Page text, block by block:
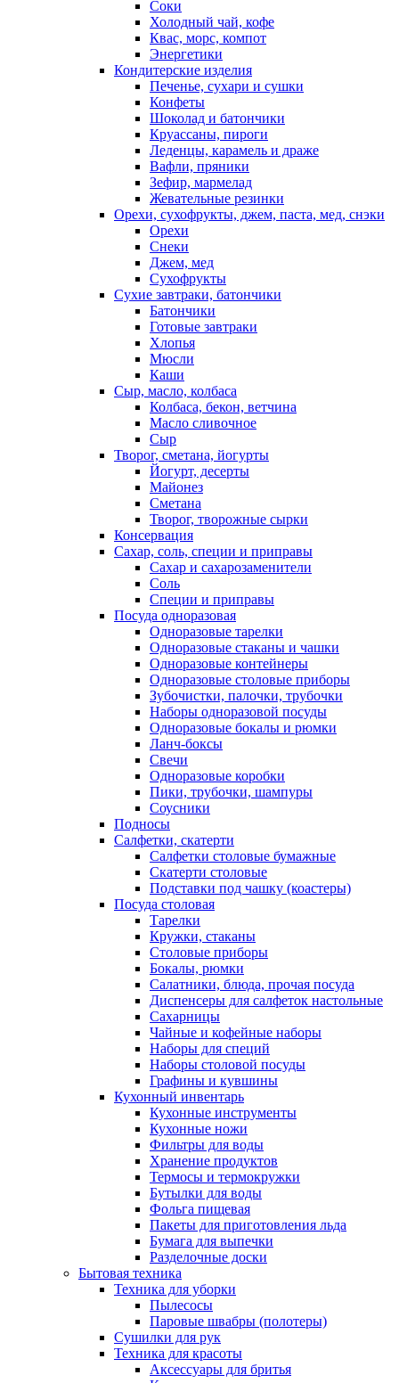
Соки
Холодный чай, кофе
Квас, морс, компот
Энергетики
Кондитерские изделия
Печенье, сухари и сушки
Конфеты
Шоколад и батончики
Круассаны, пироги
Леденцы, карамель и драже
Вафли, пряники
Зефир, мармелад
Жевательные резинки
Орехи, сухофрукты, джем, паста, мед, снэки
Орехи
Снеки
Джем, мед
Сухофрукты
Сухие завтраки, батончики
Батончики
Готовые завтраки
Хлопья
Мюсли
Каши
Сыр, масло, колбаса
Колбаса, бекон, ветчина
Масло сливочное
Сыр
Творог, сметана, йогурты
Йогурт, десерты
Майонез
Сметана
Творог, творожные сырки
Консервация
Сахар, соль, специи и приправы
Сахар и сахарозаменители
Соль
Специи и приправы
Посуда одноразовая
Одноразовые тарелки
Одноразовые стаканы и чашки
Одноразовые контейнеры
Одноразовые столовые приборы
Зубочистки, палочки, трубочки
Наборы одноразовой посуды
Одноразовые бокалы и рюмки
Ланч-боксы
Свечи
Одноразовые коробки
Пики, трубочки, шампуры
Соусники
Подносы
Салфетки, скатерти
Салфетки столовые бумажные
Скатерти столовые
Подставки под чашку (коастеры)
Посуда столовая
Тарелки
Кружки, стаканы
Столовые приборы
Бокалы, рюмки
Салатники, блюда, прочая посуда
Диспенсеры для салфеток настольные
Сахарницы
Чайные и кофейные наборы
Наборы для специй
Наборы столовой посуды
Графины и кувшины
Кухонный инвентарь
Кухонные инструменты
Кухонные ножи
Фильтры для воды
Хранение продуктов
Термосы и термокружки
Бутылки для воды
Фольга пищевая
Пакеты для приготовления льда
Бумага для выпечки
Разделочные доски
Бытовая техника
Техника для уборки
Пылесосы
Паровые швабры (полотеры)
Сушилки для рук
Техника для красоты
Аксессуары для бритья